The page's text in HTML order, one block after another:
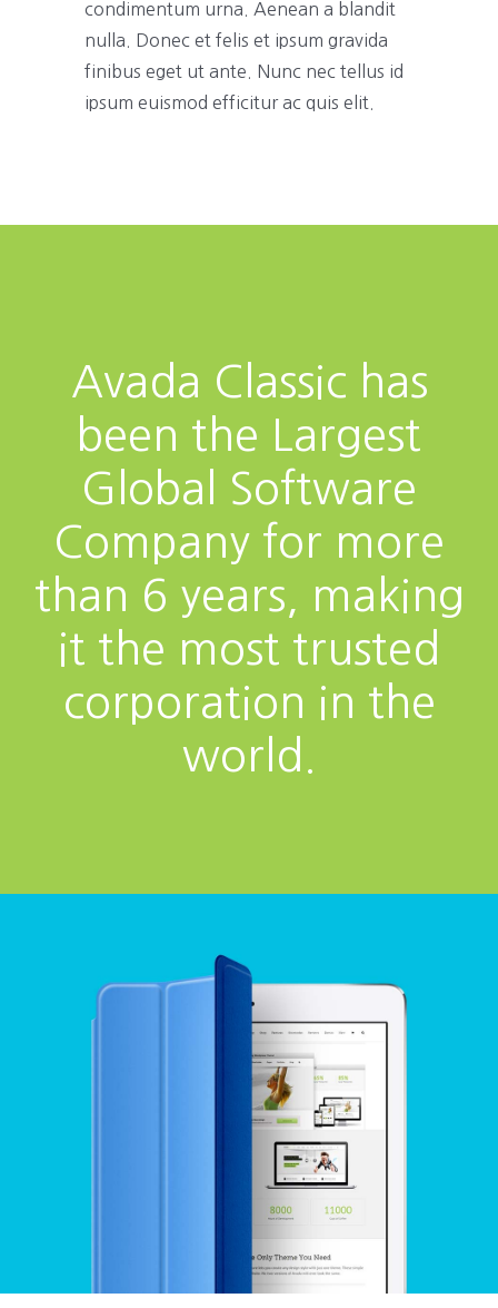
condimentum urna. Aenean a blandit
nulla. Donec et felis et ipsum gravida
finibus eget ut ante. Nunc nec tellus id
ipsum euismod efficitur ac quis elit.
Avada Classic has
been the Largest
Global Software
Company for more
than 6 years, making
it the most trusted
corporation in the
world.